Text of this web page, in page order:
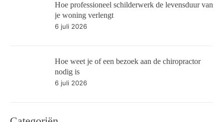
Hoe professioneel schilderwerk de levensduur van
je woning verlengt
6 juli 2026
Hoe weet je of een bezoek aan de chiropractor
nodig is
6 juli 2026